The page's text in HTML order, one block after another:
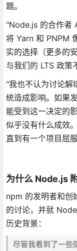
题。
"Node.js 的合作者
将 Yarn 和 PNPM
实的选择（更多的
与我们的 LTS 政策
"我也不认为讨论解
统造成影响。如果
能受到这一决定的
似乎没有什么成效
直到有一个项目屈
为什么 Node.js
npm 的发明者和
的讨论，并就
历史背景：
尽管我看到了一些